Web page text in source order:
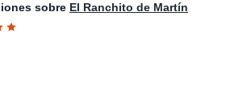
sobre El Ranchito de Martín